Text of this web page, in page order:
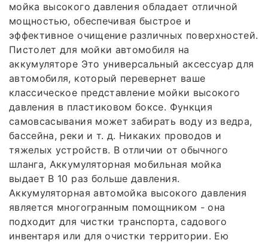
мойка высокого давления обладает отличной
мощностью, обеспечивая быстрое и
эффективное очищение различных поверхностей.
Пистолет для мойки автомобиля на
аккумуляторе Это универсальный аксессуар для
автомобиля, который перевернет ваше
классическое представление мойки высокого
давления в пластиковом боксе. Функция
самовсасывания может забирать воду из ведра,
бассейна, реки и т. д. Никаких проводов и
тяжелых устройств. В отличии от обычного
шланга, Аккумуляторная мобильная мойка
выдает В 10 раз больше давления.
Аккумуляторная автомойка высокого давления
является многогранным помощником - она
подходит для чистки транспорта, садового
инвентаря или для очистки территории. Ею